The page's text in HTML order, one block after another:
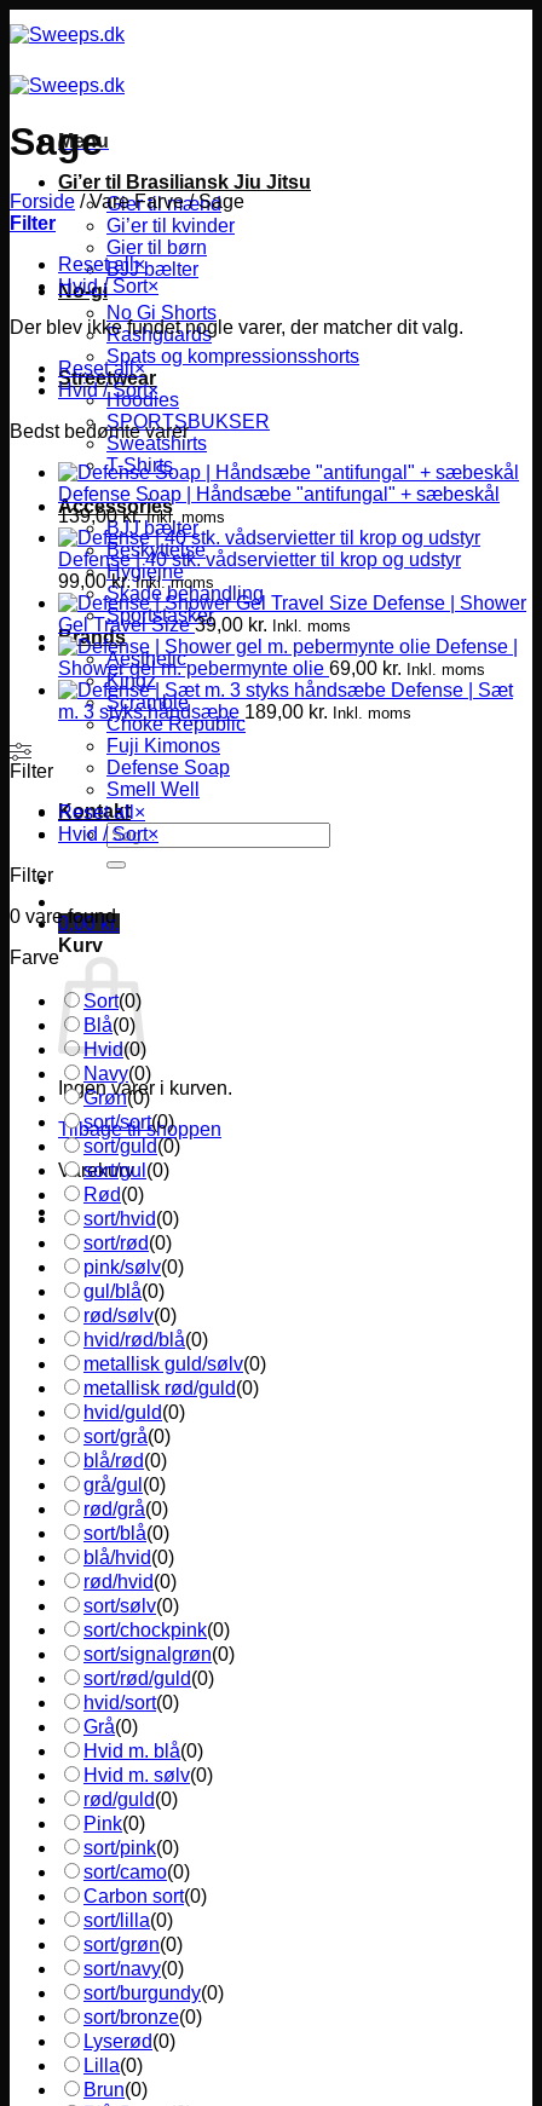
til
Menu
Gi’er til Brasiliansk Jiu Jitsu
Gier til mænd
Gi’er til kvinder
Gier til børn
BJJ bælter
No-gi
No Gi Shorts
Rashguards
Spats og kompressionsshorts
Streetwear
Hoodies
SPORTSBUKSER
Sweatshirts
T-Shirts
Accessories
BJJ bælter
Beskyttelse
Hygiejne
Skade behandling
Sportstasker
Brands
Aesthetic
Kingz
Scramble
Choke Republic
Fuji Kimonos
Defense Soap
Smell Well
Kontakt
Søg
efter:
0,00 kr.
Kurv
Ingen varer i kurven.
Tilbage til shoppen
Varekurv
Sage
Forside /Vare Farve/Sage
Filter
Reset all×
Hvid / Sort×
Der blev ikke fundet nogle varer, der matcher dit valg.
Reset all×
Hvid / Sort×
Bedst bedømte varer
Defense Soap | Håndsæbe "antifungal" + sæbeskål
139,00kr. Inkl. moms
Defense | 40 stk. vådservietter til krop og udstyr
99,00kr. Inkl. moms
Defense | Shower
Gel Travel Size 39,00 kr. Inkl. moms
Defense |
Shower gel m. pebermynte olie 69,00 kr. Inkl. moms
Defense | Sæt
m. 3 styks håndsæbe 189,00 kr. Inkl. moms
Filter
Reset all ×
Hvid / Sort×
Filter
0 vare found
Farve
Sort(0)
Blå(0)
Hvid(0)
Navy(0)
Grøn(0)
sort/sort(0)
sort/guld(0)
sort/gul (0)
Rød(0)
sort/hvid(0)
sort/rød(0)
pink/sølv(0)
gul/blå(0)
rød/sølv(0)
hvid/rød/blå(0)
metallisk guld/sølv(0)
metallisk rød/guld(0)
hvid/guld(0)
sort/grå(0)
blå/rød(0)
grå/gul (0)
rød/grå(0)
sort/blå(0)
blå/hvid(0)
rød/hvid(0)
sort/sølv(0)
sort/chockpink(0)
sort/signalgrøn(0)
sort/rød/guld(0)
hvid/sort(0)
Grå(0)
Hvid m. blå(0)
Hvid m. sølv(0)
rød/guld(0)
Pink(0)
sort/pink(0)
sort/camo(0)
Carbon sort(0)
sort/lilla(0)
sort/grøn(0)
sort/navy(0)
sort/burgundy(0)
sort/bronze(0)
Lyserød(0)
Lilla(0)
Brun(0)